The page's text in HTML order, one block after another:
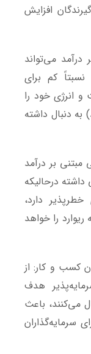
افزایش
می‌تواند
کم برای
و انرژی خود را
به دنبال داشته
مبتنی بر درآمد
درحالیکه
دارد،
ریوارد را خواهد
کسب و کار: از
هدف
می‌کنند، باعث
سرمایه‌گذاران